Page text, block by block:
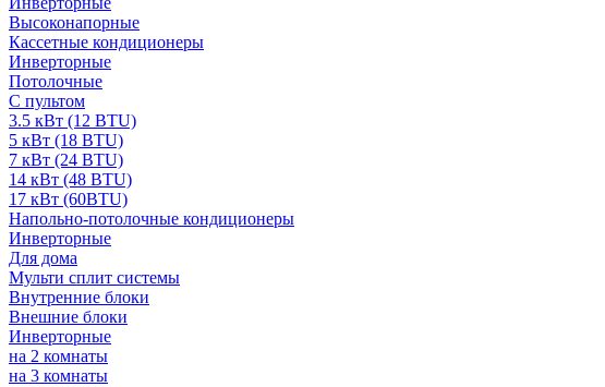
Высоконапорные
Кассетные кондиционеры
Инверторные
Потолочные
С пультом
3.5 кВт (12 BTU)
5 кВт (18 BTU)
7 кВт (24 BTU)
14 кВт (48 BTU)
17 кВт (60BTU)
Напольно-потолочные кондиционеры
Инверторные
Для дома
Мульти сплит системы
Внутренние блоки
Внешние блоки
Инверторные
на 2 комнаты
на 3 комнаты